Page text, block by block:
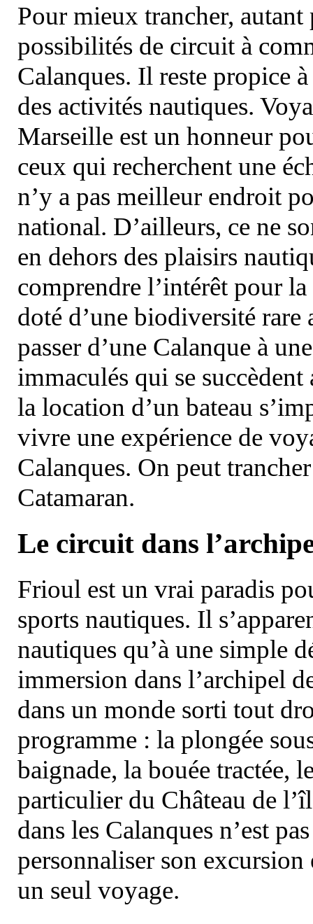
Pour mieux trancher, autant
possibilités de circuit à
Calanques. Il reste propice
des activités nautiques.
Marseille est un honneur
ceux qui recherchent une
n’y a pas meilleur endroit
national. D’ailleurs, ce ne
en dehors des plaisirs
comprendre l’intérêt pour
doté d’une biodiversité
passer d’une Calanque à
immaculés qui se
la location d’un bateau
vivre une expérience de
Calanques. On peut
Catamaran.
Le circuit dans
Frioul est un vrai paradis
sports nautiques. Il
nautiques qu’à une simple
immersion dans l’archipel
dans un monde sorti tout
programme : la plongée
baignade, la bouée tractée,
particulier du Château de
dans les Calanques n’est
personnaliser son
un seul voyage.